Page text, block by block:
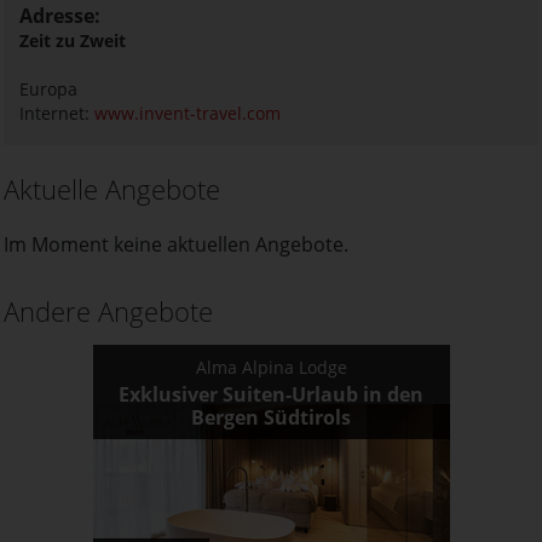
Adresse:
Zeit zu Zweit
Europa
Internet: www.invent-travel.com
Aktuelle Angebote
Im Moment keine aktuellen Angebote.
Andere Angebote
Alma Alpina Lodge
Exklusiver Suiten-Urlaub in den
Bergen Südtirols